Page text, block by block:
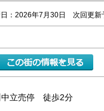
：2026年7月30日 次回更新
立売停 徒歩2分